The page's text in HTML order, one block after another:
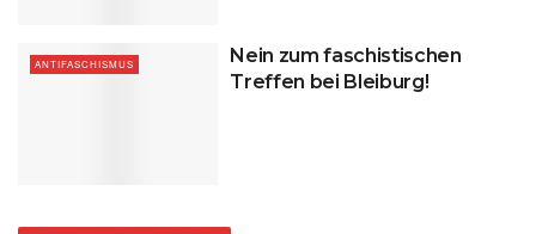
ANTIFASCHISMUS
Nein zum faschistischen
Treffen bei Bleiburg!